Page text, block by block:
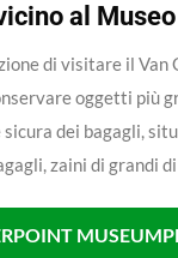
al
di visitare il
oggetti più
dei bagagli,
zaini di grandi